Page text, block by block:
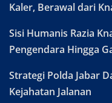
Kaler, Berawal dari
Sisi Humanis Razia
Pengendara Hingga
Strategi Polda Jabar
Kejahatan Jalanan